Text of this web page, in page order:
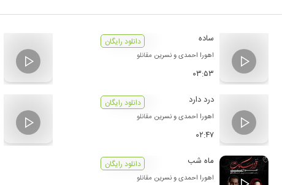
ساده
اهورا احمدیونسرین مقانلو
۰۳:۵۳
دانلود رایگان
درد دارد
اهورا احمدیونسرین مقانلو
۰۲:۴۷
دانلود رایگان
ماه شب
اهورا احمدیونسرین مقانلو
دانلود رایگان